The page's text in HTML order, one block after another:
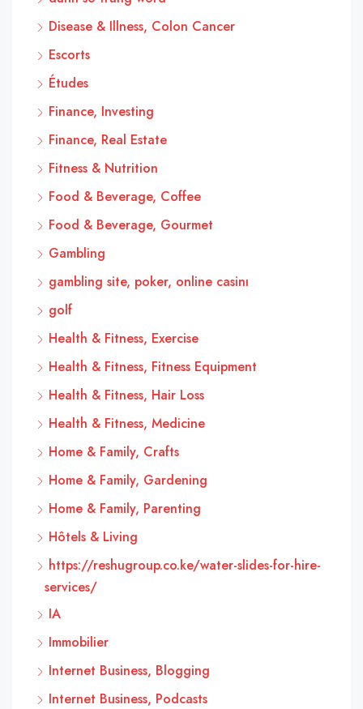
Disease & Illness, Colon Cancer
Escorts
Études
Finance, Investing
Finance, Real Estate
Fitness & Nutrition
Food & Beverage, Coffee
Food & Beverage, Gourmet
Gambling
gambling site, poker, online casinı
golf
Health & Fitness, Exercise
Health & Fitness, Fitness Equipment
Health & Fitness, Hair Loss
Health & Fitness, Medicine
Home & Family, Crafts
Home & Family, Gardening
Home & Family, Parenting
Hôtels & Living
https://reshugroup.co.ke/water-slides-for-hire-
services/
IA
Immobilier
Internet Business, Blogging
Internet Business, Podcasts